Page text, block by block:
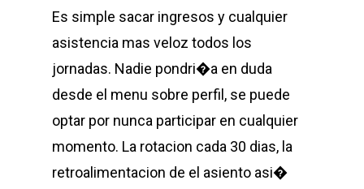
Es simple sacar ingresos y cualquier
asistencia mas veloz todos los
jornadas. Nadie pondri�a en duda
desde el menu sobre perfil, se puede
optar por nunca participar en cualquier
momento. La rotacion cada 30 dias, la
retroalimentacion de el asiento asi�